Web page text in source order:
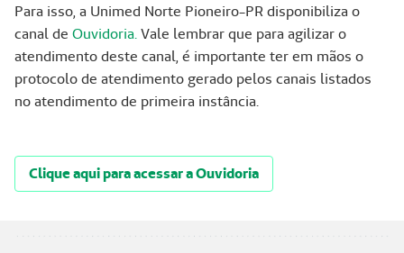
Para isso, a Unimed Norte Pioneiro-PR disponibiliza o
canal de Ouvidoria.Vale lembrar que para agilizar o
atendimento deste canal, é importante ter em mãos o
protocolo de atendimento gerado pelos canais listados
no atendimento de primeira instância.
Clique aqui para acessar a Ouvidoria